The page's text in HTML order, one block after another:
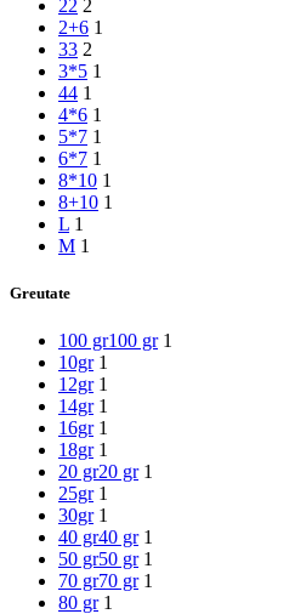
22 2
2+6 1
33 2
3*5 1
44 1
4*6 1
5*7 1
6*7 1
8*10 1
8+10 1
L 1
M 1
Greutate
100 gr100 gr 1
10gr 1
12gr 1
14gr 1
16gr 1
18gr 1
20 gr20 gr 1
25gr 1
30gr 1
40 gr40 gr 1
50 gr50 gr 1
70 gr70 gr 1
80 gr 1